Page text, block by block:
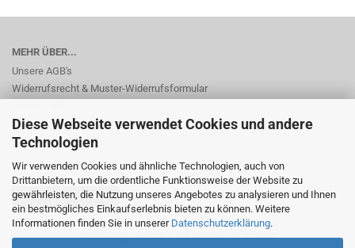
Diese Webseite verwendet Cookies und andere
Technologien
Wir verwenden Cookies und ähnliche Technologien, auch von
Drittanbietern, um die ordentliche Funktionsweise der Website zu
gewährleisten, die Nutzung unseres Angebotes zu analysieren und Ihnen
ein bestmögliches Einkaufserlebnis bieten zu können. Weitere
Informationen finden Sie in unserer Datenschutzerklärung.
MEHR ÜBER...
Unsere AGB's
Widerrufsrecht & Muster-Widerrufsformular
Privatsphäre und Datenschutz
Cookie Einstellungen
Vertrag widerrufen
Onlineshop erstellenmit Gambio.de © 2026